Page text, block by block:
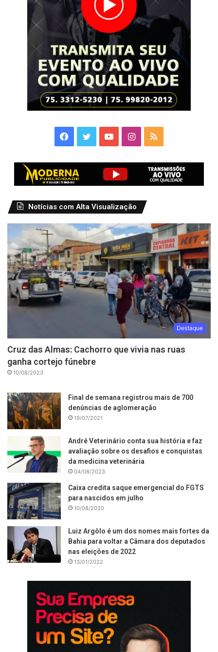
Facebook
TwitterYouTubeInstagram
RSS
Notícias com Alta Visualização
Destaque
Cruz das Almas: Cachorro que vivia nas ruas
ganha cortejo fúnebre
10/08/2023
Final de semana registrou mais de 700
denúncias de aglomeração
19/07/2021
André Veterinário conta sua história e faz
avaliação sobre os desafios e conquistas
da medicina veterinária
04/08/2023
Caixa credita saque emergencial do FGTS
para nascidos em julho
10/08/2020
Luiz Argôlo é um dos nomes mais fortes da
Bahia para voltar a Câmara dos deputados
nas eleições de 2022
13/01/2022